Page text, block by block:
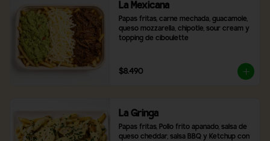
La Mexicana
Papas fritas, carne mechada, guacamole,
queso mozzarella, chipotle, sour cream y
topping de ciboulette
$8.490
La Gringa
Papas fritas, Pollo frito apanado, salsa de
queso cheddar, salsa BBQ y Ketchup con